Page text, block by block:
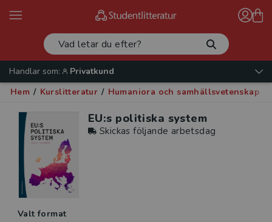
Handlar som:
Privatkund
Hem / Kurslitteratur / Humaniora och samhällsvetenskap
EU:s politiska system
Skickas följande arbetsdag
Valt format